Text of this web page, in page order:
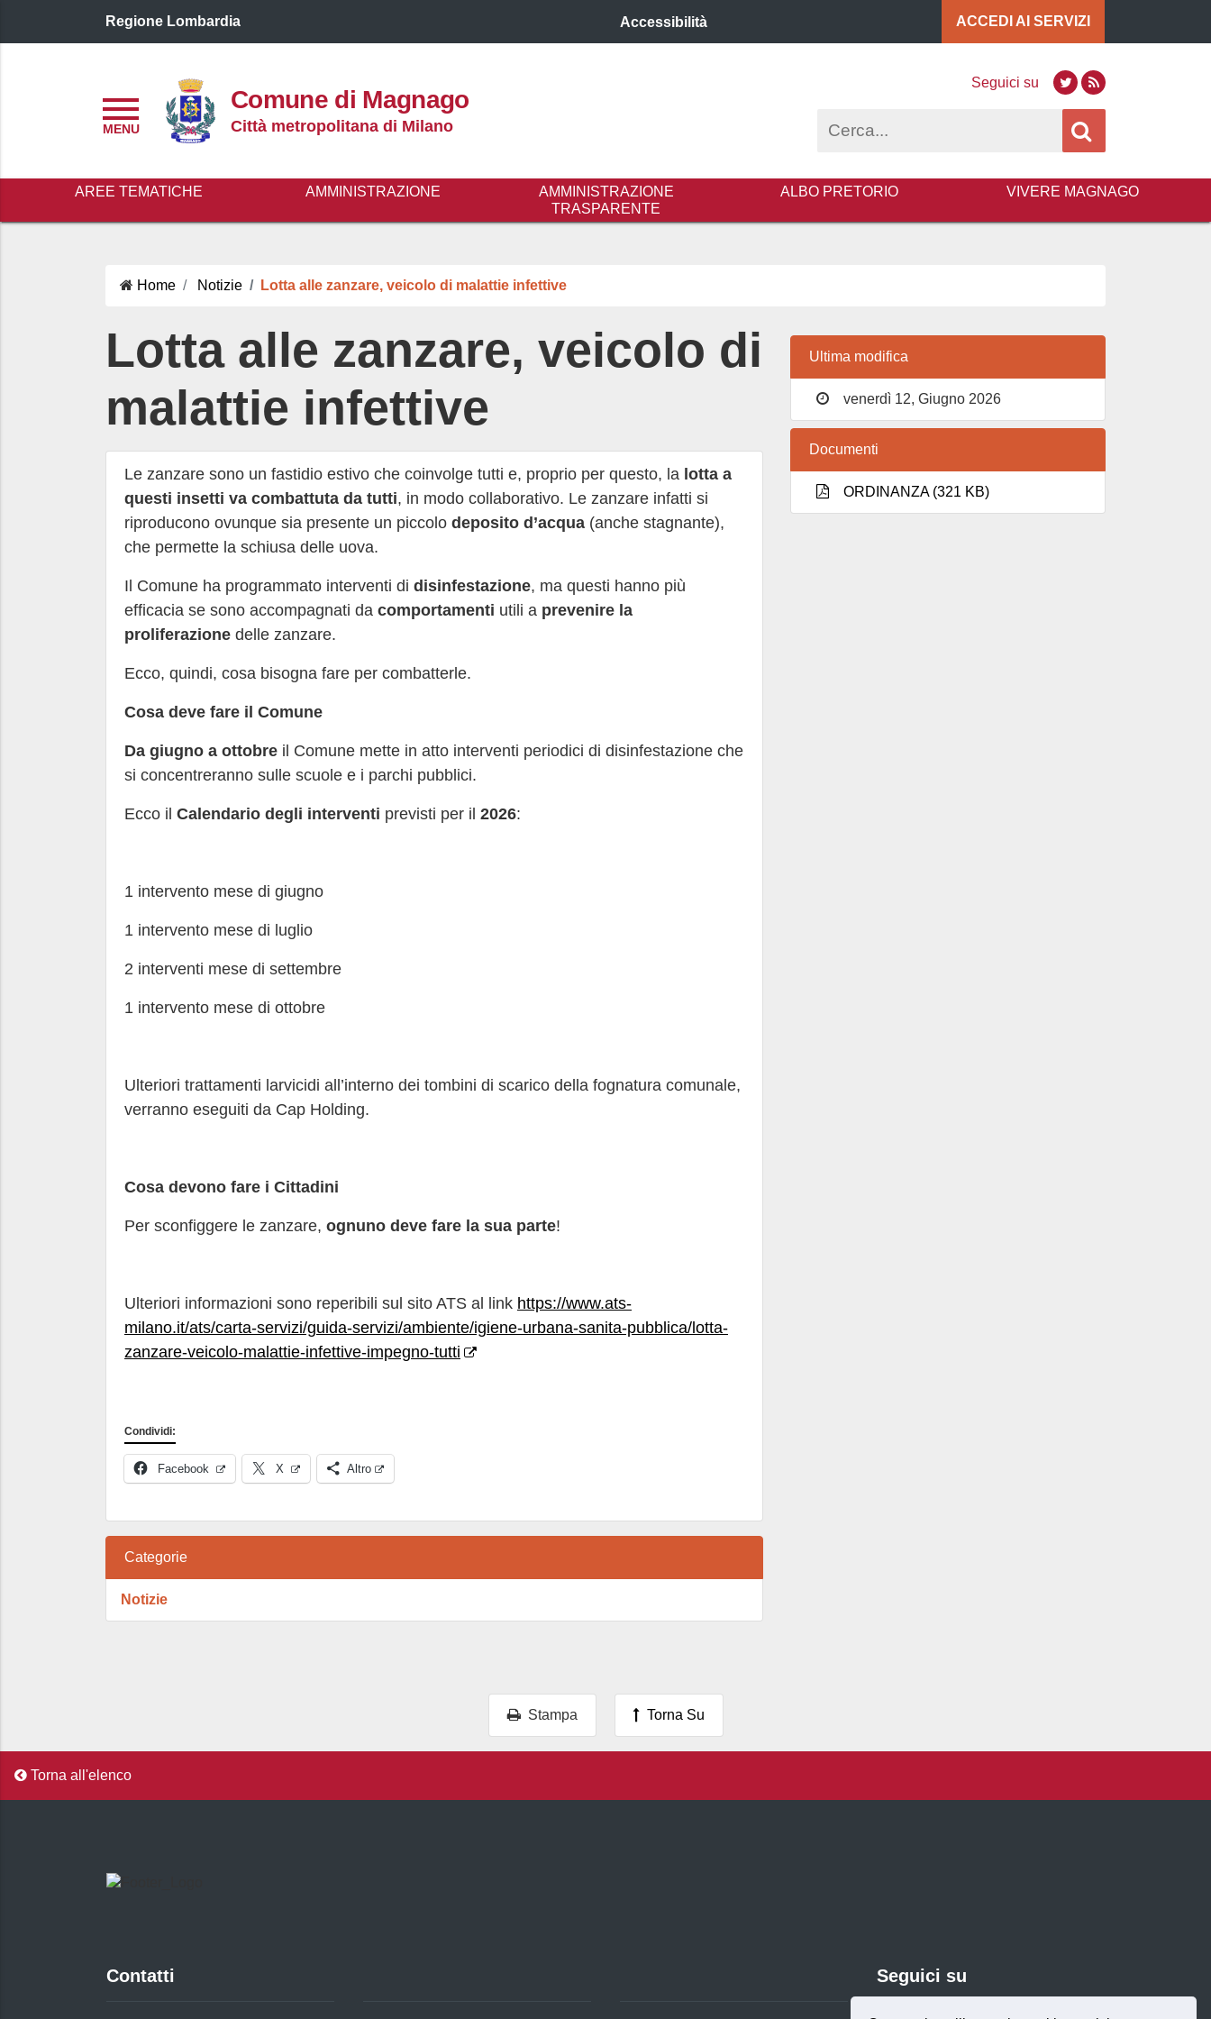
Regione Lombardia Accessibilità ACCEDI AI SERVIZI
Comune di Magnago
Città metropolitana di Milano
Seguici su TwitterRSS
AREE TEMATICHE AMMINISTRAZIONE
AMMINISTRAZIONE
TRASPARENTE
ALBO PRETORIO VIVERE MAGNAGO
Home Notizie Lotta alle zanzare, veicolo di malattie infettive
Lotta alle zanzare, veicolo di
malattie infettive
Le zanzare sono un fastidio estivo che coinvolge tutti e, proprio per questo, la lotta a
questi insetti va combattuta da tutti, in modo collaborativo. Le zanzare infatti si
riproducono ovunque sia presente un piccolo deposito d’acqua (anche stagnante),
che permette la schiusa delle uova.
Il Comune ha programmato interventi di disinfestazione, ma questi hanno più
efficacia se sono accompagnati da comportamenti utili a prevenire la
proliferazione delle zanzare.
Ecco, quindi, cosa bisogna fare per combatterle.
Cosa deve fare il Comune
Da giugno a ottobre il Comune mette in atto interventi periodici di disinfestazione che
si concentreranno sulle scuole e i parchi pubblici.
Ecco il Calendario degli interventi previsti per il 2026:
1 intervento mese di giugno
1 intervento mese di luglio
2 interventi mese di settembre
1 intervento mese di ottobre
Ulteriori trattamenti larvicidi all’interno dei tombini di scarico della fognatura comunale,
verranno eseguiti da Cap Holding.
Cosa devono fare i Cittadini
Per sconfiggere le zanzare, ognuno deve fare la sua parte!
Ulteriori informazioni sono reperibili sul sito ATS al link https://www.ats-
milano.it/ats/carta-servizi/guida-servizi/ambiente/igiene-urbana-sanita-pubblica/lotta-
zanzare-veicolo-malattie-infettive-impegno-tutti
Condividi:
Facebook X Altro
Categorie
Notizie
Ultima modifica
venerdì 12, Giugno 2026
Documenti
ORDINANZA (321 KB)
Stampa Torna Su
Torna all'elenco
Contatti Seguici su